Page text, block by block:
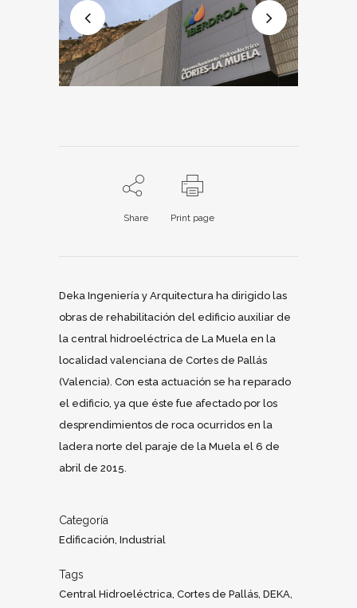
Share Print page
Deka Ingeniería y Arquitectura ha dirigido las
obras de rehabilitación del edificio auxiliar de
la central hidroeléctrica de La Muela en la
localidad valenciana de Cortes de Pallás
(Valencia). Con esta actuación se ha reparado
el edificio, ya que éste fue afectado por los
desprendimientos de roca ocurridos en la
ladera norte del paraje de la Muela el 6 de
abril de 2015.
Categoría
Edificación, Industrial
Tags
Central Hidroeléctrica, Cortes de Pallás, DEKA,